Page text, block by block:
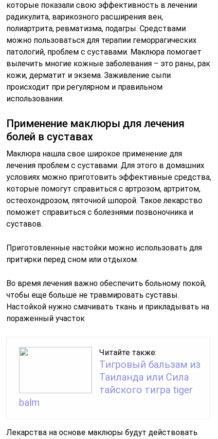
которые показали свою эффективность в лечении
радикулита, варикозного расширения вен,
полиартрита, ревматизма, подагры. Средствами
можно пользоваться для терапии геморрагических
патологий, проблем с суставами. Маклюра помогает
вылечить многие кожные заболевания – это раны, рак
кожи, дерматит и экзема. Заживление сыпи
происходит при регулярном и правильном
использовании.
Применение маклюры для лечения
болей в суставах
Маклюра нашла свое широкое применение для
лечения проблем с суставами. Для этого в домашних
условиях можно приготовить эффективные средства,
которые помогут справиться с артрозом, артритом,
остеохондрозом, пяточной шпорой. Такое лекарство
поможет справиться с болезнями позвоночника и
суставов.
Приготовленные настойки можно использовать для
притирки перед сном или отдыхом.
Во время лечения важно обеспечить больному покой,
чтобы еще больше не травмировать суставы.
Настойкой нужно смачивать ткань и прикладывать на
пораженный участок
Читайте также:
Тигровый бальзам из
Таиланда или Сила
тайского тигра tiger
balm
Лекарства на основе маклюры будут действовать